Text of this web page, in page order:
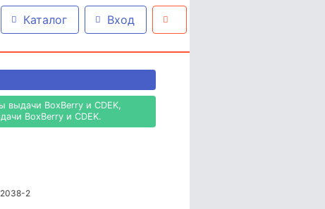
Каталог Вход
выдачи BoxBerry и CDEK,
BoxBerry и CDEK.
2